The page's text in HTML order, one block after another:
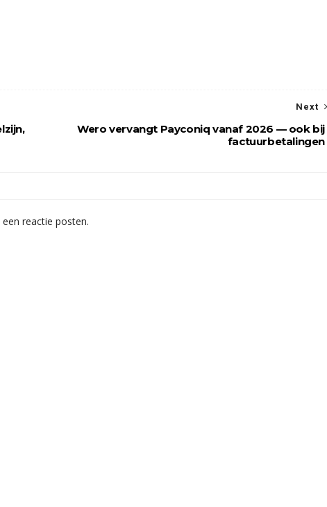
Next
Wero vervangt Payconiq vanaf 2026 — ook bij
factuurbetalingen
reactie posten.